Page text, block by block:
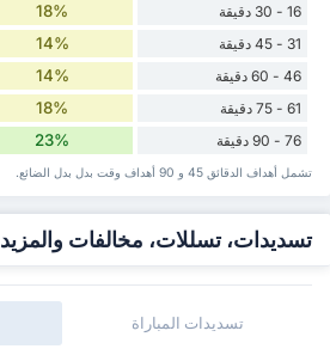
16 - 30 دقيقة 18%
31 - 45 دقيقة 14%
46 - 60 دقيقة 14%
61 - 75 دقيقة 18%
76 - 90 دقيقة 23%
تشمل أهداف الدقائق 45 و 90 أهداف وقت ‏بدل ‏بدل الضائع.
تسديدات، تسللات، مخالفات والمزيد
تسديدات المباراة